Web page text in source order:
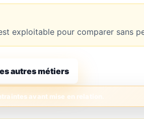
exploitable pour comparer sans
autres métiers